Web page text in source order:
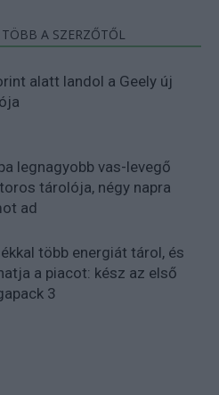
TÖBB A SZERZŐTŐL
alatt landol a Geely új
legnagyobb vas-levegő
tárolója, négy napra
ad
több energiát tárol, és
a piacot: kész az első
3